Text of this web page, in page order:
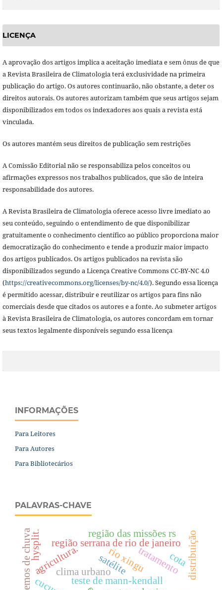
LICENÇA
A aprovação dos artigos implica a aceitação imediata e sem ônus de que
a Revista Brasileira de Climatologia terá exclusividade na primeira
publicação do artigo. Os autores continuarão, não obstante, a deter os
direitos autorais. Os autores autorizam também que seus artigos sejam
disponibilizados em todos os indexadores aos quais a revista está
vinculada.
Os autores mantém seus direitos de publicação sem restrições
A Comissão Editorial não se responsabiliza pelos conceitos ou
afirmações expressos nos trabalhos publicados, que são de inteira
responsabilidade dos autores.
A Revista Brasileira de Climatologia oferece acesso livre imediato ao
seu conteúdo, seguindo o entendimento de que disponibilizar
gratuitamente o conhecimento científico ao público proporciona maior
democratização do conhecimento e tende a produzir maior impacto
dos artigos publicados. Os artigos publicados na revista são
disponibilizados segundo a Licença Creative Commons CC-BY-NC 4.0
(https://creativecommons.org/licenses/by-nc/4.0/). Segundo essa licença
é permitido acessar, distribuir e reutilizar os artigos para fins não
comerciais desde que citados os autores e a fonte. Ao submeter artigos
à Revista Brasileira de Climatologia,os autores concordam em tornar
seus textos legalmente disponíveis segundo essa licença
INFORMAÇÕES
Para Leitores
Para Autores
Para Bibliotecários
PALAVRAS-CHAVE
clima urbano
teste de mann-kendall
agricultura.
região serrana de rio de janeiro distribuição
extremos de chuva satélite
região das missões rs
tratamento
hysplit. rio xingu cota